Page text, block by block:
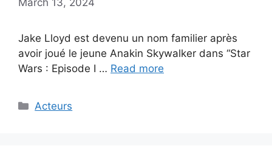
March 13, 2024
Jake Lloyd est devenu un nom familier après
avoir joué le jeune Anakin Skywalker dans “Star
Wars : Episode I … Read more
Categories
Acteurs